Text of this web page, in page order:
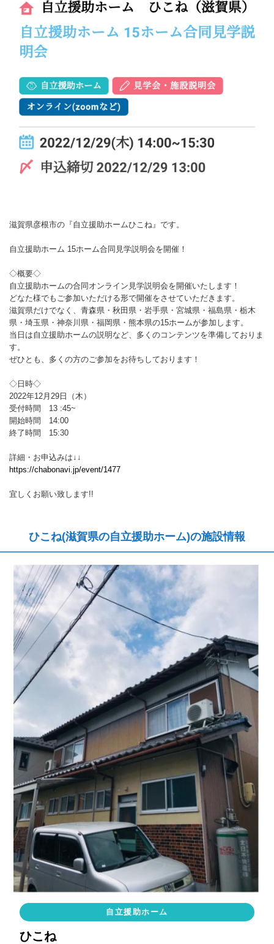
滋賀県彦根市の『自立援助ホームひこね』です。
自立援助ホーム 15ホーム合同見学説明会を開催！
◇概要◇
自立援助ホームの合同オンライン見学説明会を開催いたします！
どなた様でもご参加いただける形で開催をさせていただきます。
滋賀県だけでなく、青森県・秋田県・岩手県・宮城県・福島県・栃木
県・埼玉県・神奈川県・福岡県・熊本県の15ホームが参加します。
当日は自立援助ホームの説明など、多くのコンテンツを準備しておりま
す。
ぜひとも、多くの方のご参加をお待ちしております！
◇日時◇
2022年12月29日（木）
受付時間 13 :45~
開始時間 14:00
終了時間 15:30
詳細・お申込みは↓↓
https://chabonavi.jp/event/1477
宜しくお願い致します!!
ひこね(滋賀県の自立援助ホーム)の施設情報
自立援助ホーム
ひこね